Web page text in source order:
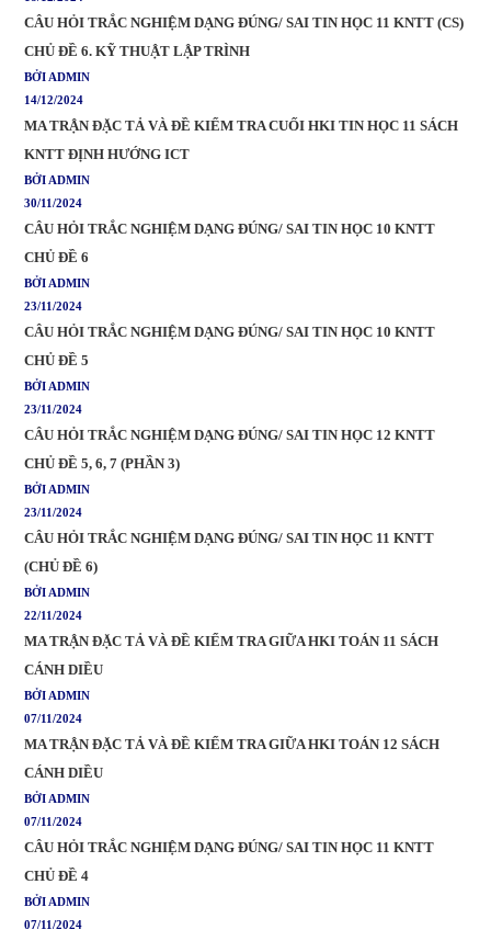
CÂU HỎI TRẮC NGHIỆM DẠNG ĐÚNG/ SAI TIN HỌC 11 KNTT (CS)
CHỦ ĐỀ 6. KỸ THUẬT LẬP TRÌNH
BỞI ADMIN
14/12/2024
MA TRẬN ĐẶC TẢ VÀ ĐỀ KIỂM TRA CUỐI HKI TIN HỌC 11 SÁCH
KNTT ĐỊNH HƯỚNG ICT
BỞI ADMIN
30/11/2024
CÂU HỎI TRẮC NGHIỆM DẠNG ĐÚNG/ SAI TIN HỌC 10 KNTT
CHỦ ĐỀ 6
BỞI ADMIN
23/11/2024
CÂU HỎI TRẮC NGHIỆM DẠNG ĐÚNG/ SAI TIN HỌC 10 KNTT
CHỦ ĐỀ 5
BỞI ADMIN
23/11/2024
CÂU HỎI TRẮC NGHIỆM DẠNG ĐÚNG/ SAI TIN HỌC 12 KNTT
CHỦ ĐỀ 5, 6, 7 (PHẦN 3)
BỞI ADMIN
23/11/2024
CÂU HỎI TRẮC NGHIỆM DẠNG ĐÚNG/ SAI TIN HỌC 11 KNTT
(CHỦ ĐỀ 6)
BỞI ADMIN
22/11/2024
MA TRẬN ĐẶC TẢ VÀ ĐỀ KIỂM TRA GIỮA HKI TOÁN 11 SÁCH
CÁNH DIỀU
BỞI ADMIN
07/11/2024
MA TRẬN ĐẶC TẢ VÀ ĐỀ KIỂM TRA GIỮA HKI TOÁN 12 SÁCH
CÁNH DIỀU
BỞI ADMIN
07/11/2024
CÂU HỎI TRẮC NGHIỆM DẠNG ĐÚNG/ SAI TIN HỌC 11 KNTT
CHỦ ĐỀ 4
BỞI ADMIN
07/11/2024